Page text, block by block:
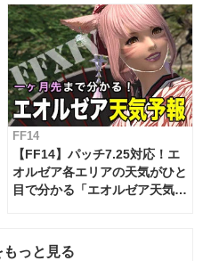
FF14
【FF14】パッチ7.25対応！エ
オルゼア各エリアの天気がひと
目で分かる「エオルゼア天気予
もっと見る